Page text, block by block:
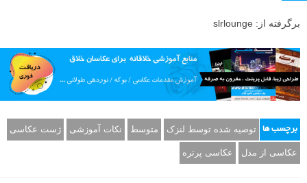
برگرفته از: slrlounge
برچسب ها توصیه شده توسط لنزک متوسط نکات آموزشی ژست عکاسی
عکاسی از مدل عکاسی پرتره